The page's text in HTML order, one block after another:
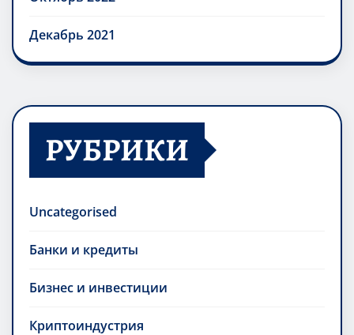
Декабрь 2021
РУБРИКИ
Uncategorised
Банки и кредиты
Бизнес и инвестиции
Криптоиндустрия